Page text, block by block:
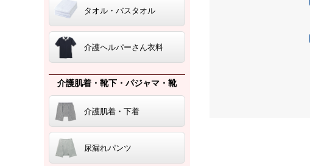
タオル・バスタオル
介護ヘルパーさん衣料
介護肌着・靴下・パジャマ・靴
介護肌着・下着
尿漏れパンツ